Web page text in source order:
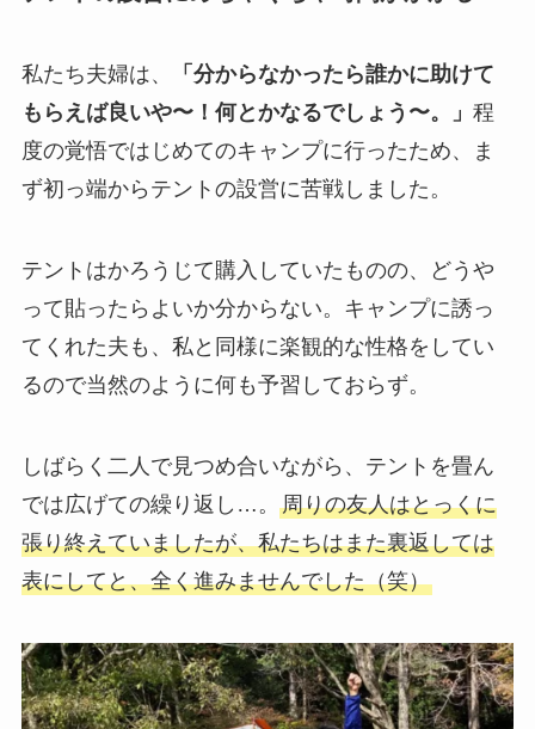
私たち夫婦は、
「分からなかったら誰かに助けて
もらえば良いや〜！何とかなるでしょう〜。」 程
度の覚悟ではじめてのキャンプに行ったため、ま
ず初っ端からテントの設営に苦戦しました。
テントはかろうじて購入していたものの、どうや
って貼ったらよいか分からない。キャンプに誘っ
てくれた夫も、私と同様に楽観的な性格をしてい
るので当然のように何も予習しておらず。
しばらく二人で見つめ合いながら、テントを畳ん
では広げての繰り返し…。 周りの友人はとっくに
張り終えていましたが、私たちはまた裏返しては
表にしてと、全く進みませんでした（笑）